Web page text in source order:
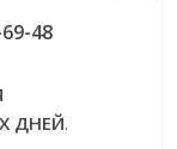
48
ДНЕЙ.